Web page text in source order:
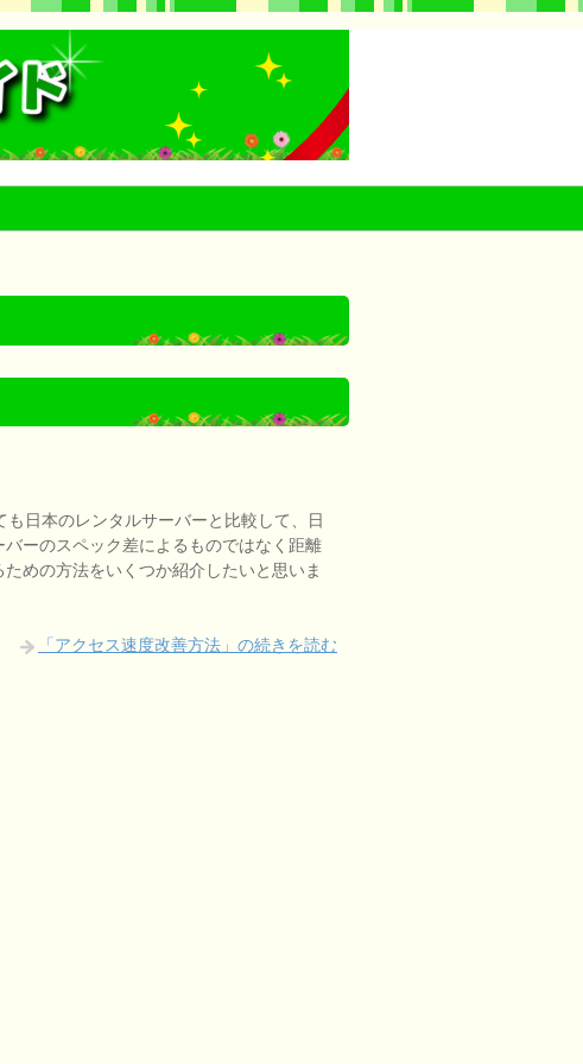
日本のレンタルサーバーと比較して、日
ーのスペック差によるものではなく距離
めの方法をいくつか紹介したいと思いま
「アクセス速度改善方法」の続きを読む